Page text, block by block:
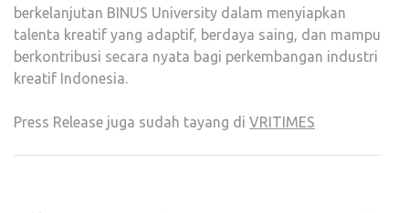
berkelanjutan BINUS University dalam menyiapkan
talenta kreatif yang adaptif, berdaya saing, dan mampu
berkontribusi secara nyata bagi perkembangan industri
kreatif Indonesia.
Press Release juga sudah tayang di VRITIMES